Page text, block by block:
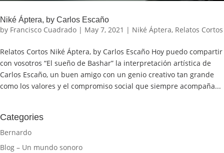
Niké Áptera, by Carlos Escaño
by Francisco Cuadrado | May 7, 2021 | Niké Áptera, Relatos Cortos
Relatos Cortos Niké Áptera, by Carlos Escaño Hoy puedo compartir
con vosotros “El sueño de Bashar” la interpretación artística de
Carlos Escaño, un buen amigo con un genio creativo tan grande
como los valores y el compromiso social que siempre acompaña...
Categories
Bernardo
Blog – Un mundo sonoro